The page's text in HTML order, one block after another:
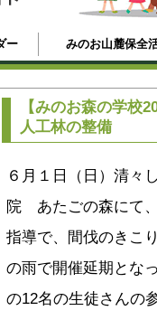
ー みのお山麓保全
【みのお森の学校
人工林の整備
６月１日（日）清々
院 あたごの森にて
指導で、間伐のきこ
の雨で開催延期とな
の12名の生徒さんの